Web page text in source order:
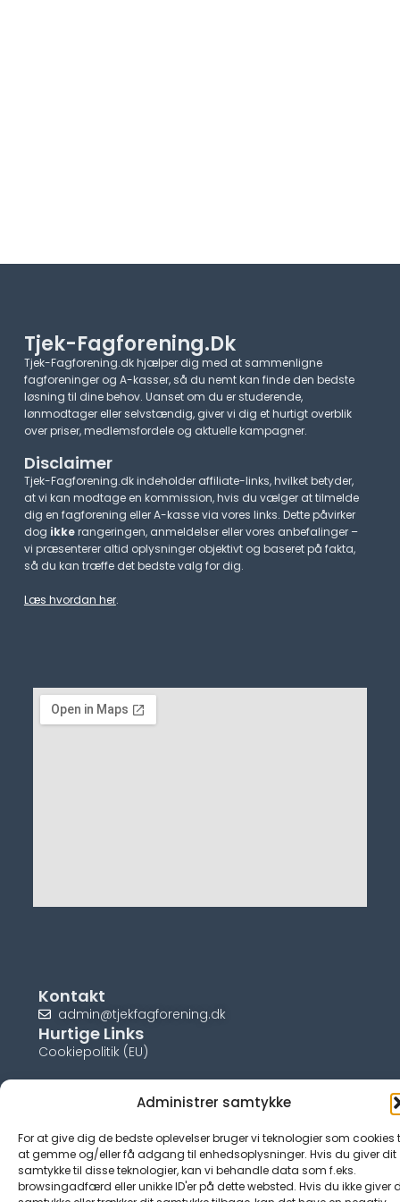
Administrer samtykke
For at give dig de bedste oplevelser bruger vi teknologier som cookies
at gemme og/eller få adgang til enhedsoplysninger. Hvis du giver dit
samtykke til disse teknologier, kan vi behandle data som f.eks.
browsingadfærd eller unikke ID'er på dette websted. Hvis du ikke giver
Tjek-Fagforening.dk
Tjek-Fagforening.dk hjælper dig med at sammenligne
fagforeninger og A-kasser, så du nemt kan finde den bedste
løsning til dine behov. Uanset om du er studerende,
lønmodtager eller selvstændig, giver vi dig et hurtigt overblik
over priser, medlemsfordele og aktuelle kampagner.​
Disclaimer
Tjek-Fagforening.dk indeholder affiliate-links, hvilket betyder,
at vi kan modtage en kommission, hvis du vælger at tilmelde
dig en fagforening eller A-kasse via vores links. Dette påvirker
dog ikkerangeringen, anmeldelser eller vores anbefalinger –
vi præsenterer altid oplysninger objektivt og baseret på fakta,
så du kan træffe det bedste valg for dig.
Læs hvordan her.
Kontakt
admin@tjekfagforening.dk
Hurtige Links
Cookiepolitik (EU)
© tjek-fagforening.dk